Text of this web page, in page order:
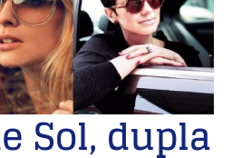
Sol, dupla